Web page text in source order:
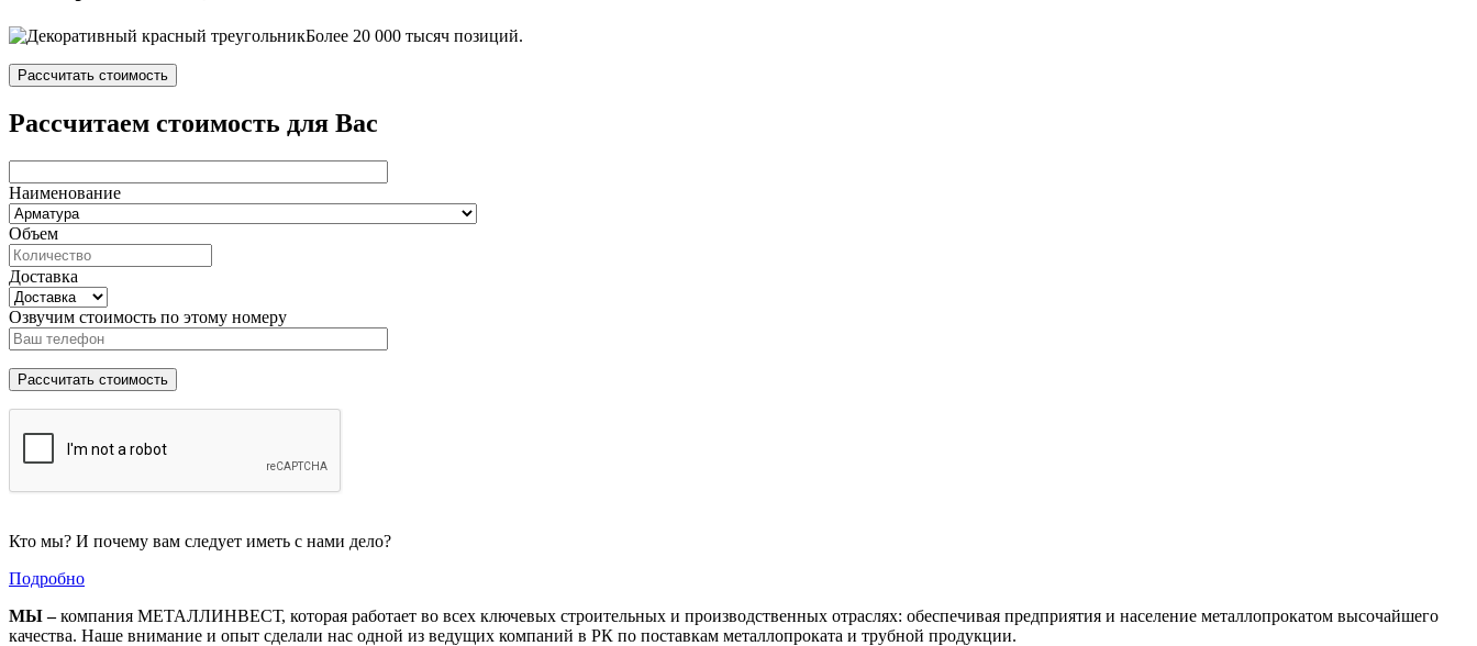
Более 20 000 тысяч позиций.
Рассчитать стоимость
Рассчитаем стоимость для Вас
Наименование
Объем
Доставка
Озвучим стоимость по этому номеру
Кто мы? И почему вам следует иметь с нами дело?
Подробно
МЫ –компания МЕТАЛЛИНВЕСТ, которая работает во всех ключевых строительных и производственных отраслях: обеспечивая предприятия и население металлопрокатом высочайшего
качества. Наше внимание и опыт сделали нас одной из ведущих компаний в РК по поставкам металлопроката и трубной продукции.